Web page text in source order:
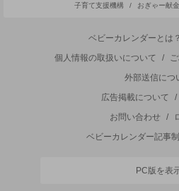
子育て支援機構 / おぎゃー献金
ベビーカレンダーとは？
個人情報の取扱いについて
/
外部送信につ
広告掲載について
/
お問い合わせ
/
ベビーカレンダー記事
PC版を表